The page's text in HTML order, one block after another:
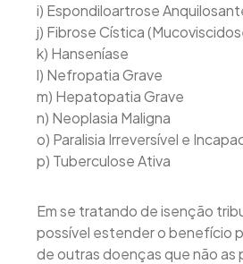
i) Espondiloartrose
j) Fibrose Cística
k) Hanseníase
l) Nefropatia Grave
m) Hepatopatia Grave
n) Neoplasia Maligna
o) Paralisia Irreversível e
p) Tuberculose Ativa
Em se tratando de isenção
possível estender o benefício
de outras doenças que não as